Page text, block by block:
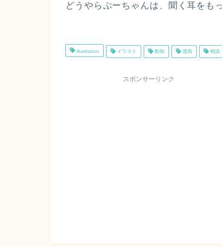
どうやらぷーちゃんは、聞く耳をも
illustration イラスト 動画 漫画 相談
スポンサーリンク